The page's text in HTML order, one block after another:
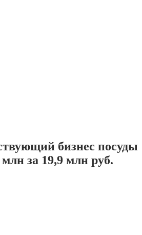
бизнес посуды
за 19,9 млн руб.